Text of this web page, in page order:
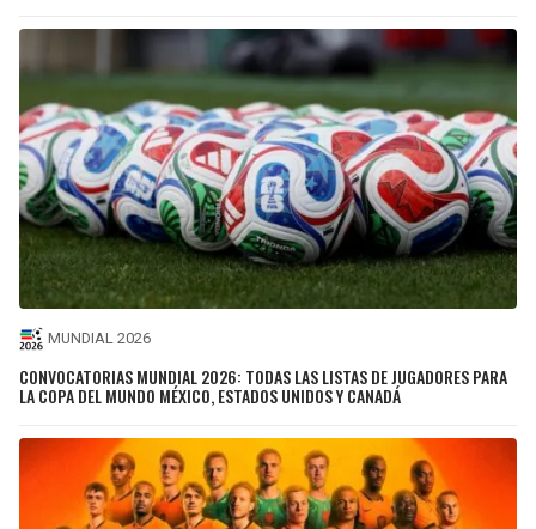
MUNDIAL 2026
CONVOCATORIAS MUNDIAL 2026: TODAS LAS LISTAS DE JUGADORES PARA
LA COPA DEL MUNDO MÉXICO, ESTADOS UNIDOS Y CANADÁ